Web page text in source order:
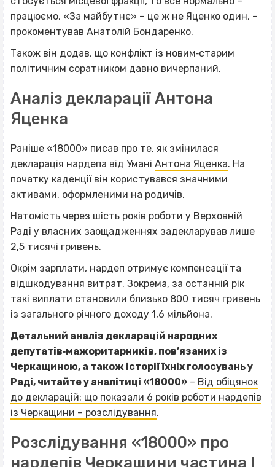
працюємо, «За майбутнє» – це ж не Яценко один, –
прокоментував Анатолій Бондаренко.
Також він додав, що конфлікт із новим‐старим
політичним соратником давно вичерпаний.
Аналіз декларації Антона
Яценка
Раніше «18000» писав про те, як змінилася
декларація нардепа від Умані Антона Яценка. На
початку каденції він користувався значними
активами, оформленими на родичів.
Натомість через шість років роботи у Верховній
Раді у власних заощадженнях задекларував лише
2,5 тисячі гривень.
Окрім зарплати, нардеп отримує компенсації та
відшкодування витрат. Зокрема, за останній рік
такі виплати становили близько 800 тисяч гривень
із загального річного доходу 1,6 мільйона.
Детальний аналіз декларацій народних
депутатів‐мажоритарників, пов’язаних із
Черкащиною, а також історії їхніх голосувань у
Раді, читайте у аналітиці «18000» – Від обіцянок
до декларацій: що показали 6 років роботи нардепів
із Черкащини – розслідування.
Розслідування «18000» про
нардепів Черкащини частина І